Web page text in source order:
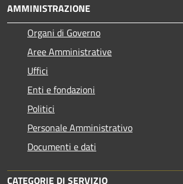
AMMINISTRAZIONE
Organi di Governo
Aree Amministrative
Uffici
Enti e fondazioni
Politici
Personale Amministrativo
Documenti e dati
CATEGORIE DI SERVIZIO